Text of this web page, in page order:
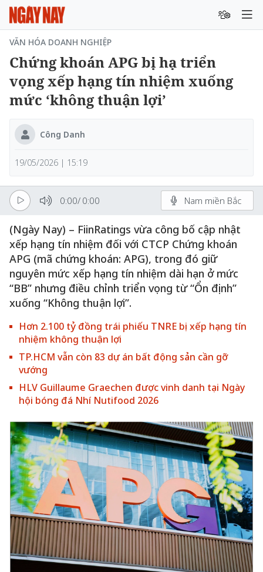
VĂN HÓA DOANH NGHIỆP
Chứng khoán APG bị hạ triển
vọng xếp hạng tín nhiệm xuống
mức ‘không thuận lợi’
Công Danh
19/05/2026 | 15:19
0:00/ 0:00 Nam miền Bắc
(Ngày Nay) – FiinRatings vừa công bố cập nhật
xếp hạng tín nhiệm đối với CTCP Chứng khoán
APG (mã chứng khoán: APG), trong đó giữ
nguyên mức xếp hạng tín nhiệm dài hạn ở mức
“BB” nhưng điều chỉnh triển vọng từ “Ổn định”
xuống “Không thuận lợi”.
Hơn 2.100 tỷ đồng trái phiếu TNRE bị xếp hạng tín
nhiệm không thuận lợi
TP.HCM vẫn còn 83 dự án bất động sản cần gỡ
vướng
HLV Guillaume Graechen được vinh danh tại Ngày
hội bóng đá Nhí Nutifood 2026